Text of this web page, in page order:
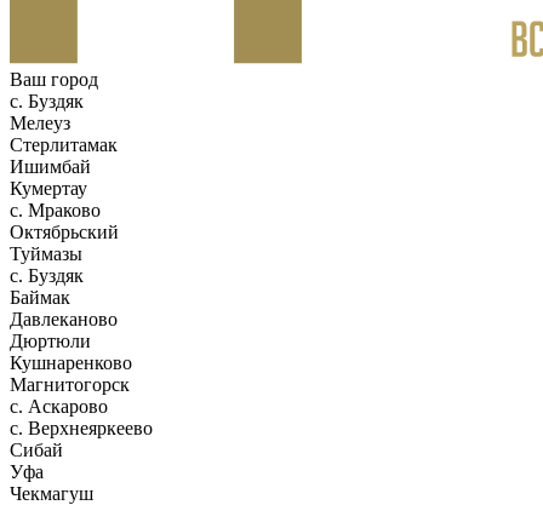
Ваш город
c. Буздяк
Мелеуз
Стерлитамак
Ишимбай
Кумертау
c. Мраково
Октябрьский
Туймазы
c. Буздяк
Баймак
Давлеканово
Дюртюли
Кушнаренково
Магнитогорск
с. Аскарово
с. Верхнеяркеево
Сибай
Уфа
Чекмагуш